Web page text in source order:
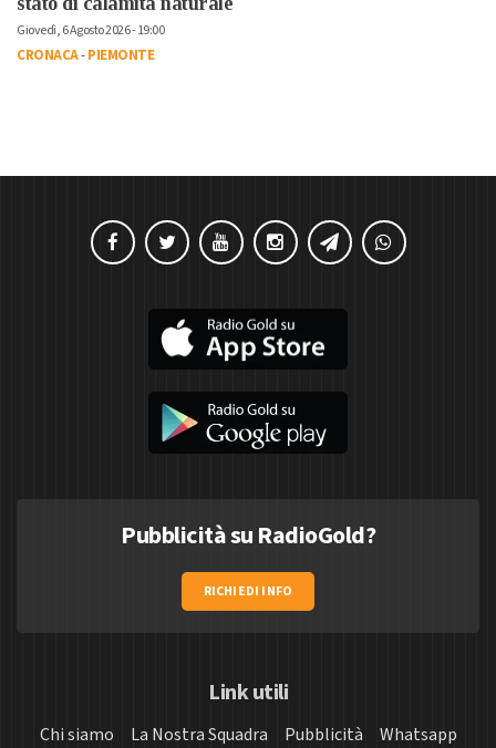
Giovedì, 6 Agosto 2026 - 19:00
CRONACA-PIEMONTE
Pubblicità su RadioGold?
RICHIEDI INFO
Link utili
Chi siamo La Nostra Squadra Pubblicità
Whatsapp